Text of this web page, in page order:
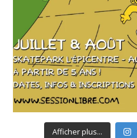
Afficher plus...